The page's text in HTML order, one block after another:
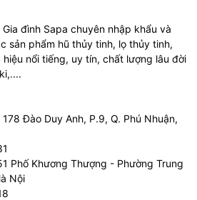
đình Sapa chuyên nhập khẩu và
sản phẩm hũ thủy tinh, lọ thủy tinh,
nổi tiếng, uy tín, chất lượng lâu đời
Đào Duy Anh, P.9, Q. Phú Nhuận,
Phố Khương Thượng - Phường Trung
Nội